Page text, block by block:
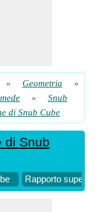
» Geometria
»
»
Snub
di Snub Cube
di Snub
Rapporto